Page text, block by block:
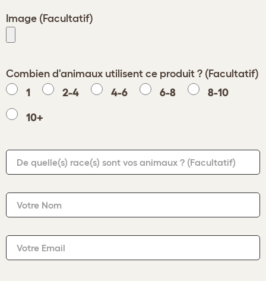
Image (Facultatif)
Combien d'animaux utilisent ce produit ? (Facultatif)
1
2-4 4-6 6-8 8-10
10+
De quelle(s) race(s) sont vos animaux ? (Facultatif)
Votre Nom
Votre Email